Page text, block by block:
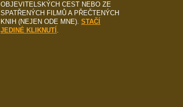
OBJEVITELSKÝCH CEST NEBO ZE
SPATŘENÝCH FILMŮ A PŘEČTENÝCH
KNIH (NEJEN ODE MNE). STAČÍ
JEDINÉ KLIKNUTÍ .